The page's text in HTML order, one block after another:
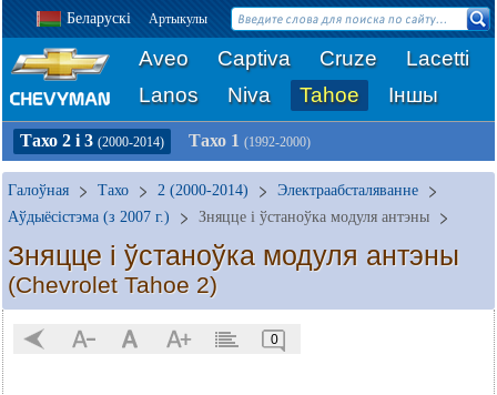
Беларускі Артыкулы
Aveo Captiva Cruze
Lacetti
Lanos
Niva Tahoe Іншы
Тахо 2 і 3 (2000-2014) Тахо 1 (1992-2000)
Галоўная Тахо 2 (2000-2014)
Электраабсталяванне
Аўдыёсістэма (з 2007 г.)
Зняцце і ўстаноўка модуля антэны
Зняцце і ўстаноўка модуля антэны
(Chevrolet Tahoe 2)
0